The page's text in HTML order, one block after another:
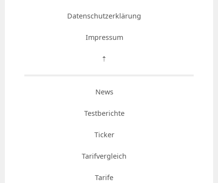
Datenschutzerklärung
Impressum
⇡
News
Testberichte
Ticker
Tarifvergleich
Tarife